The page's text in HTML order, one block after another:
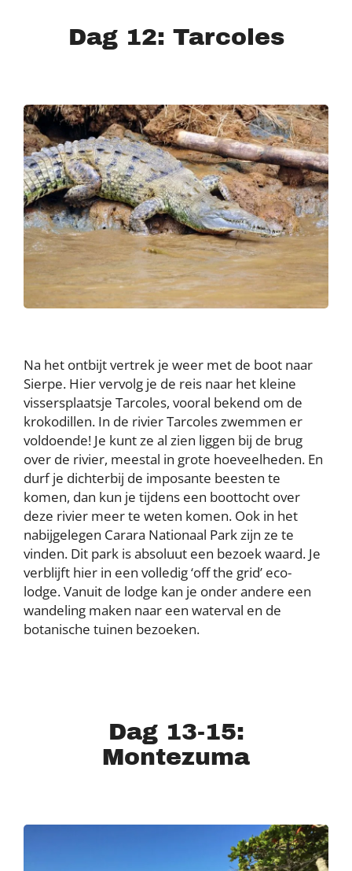
Dag 12: Tarcoles
Na het ontbijt vertrek je weer met de boot naar
Sierpe. Hier vervolg je de reis naar het kleine
vissersplaatsje Tarcoles, vooral bekend om de
krokodillen. In de rivier Tarcoles zwemmen er
voldoende! Je kunt ze al zien liggen bij de brug
over de rivier, meestal in grote hoeveelheden. En
durf je dichterbij de imposante beesten te
komen, dan kun je tijdens een boottocht over
deze rivier meer te weten komen. Ook in het
nabijgelegen Carara Nationaal Park zijn ze te
vinden. Dit park is absoluut een bezoek waard. Je
verblijft hier in een volledig ‘off the grid’ eco-
lodge. Vanuit de lodge kan je onder andere een
wandeling maken naar een waterval en de
botanische tuinen bezoeken.
Dag 13-15:
Montezuma